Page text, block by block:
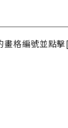
格編號並點擊